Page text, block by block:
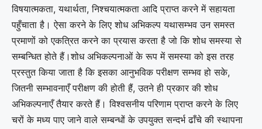
विषयात्मकता, यथार्थता, निश्चयात्मकता आदि प्राप्त करने में सहायता
पहुँचाता है। ऐसा करने के लिए शोध अभिकल्प यथासम्भव उन समस्त
प्रमाणों को एकत्रित करने का प्रयास करता है जो कि शोध समस्या से
सम्बन्धित होते हैं।शोध अभिकल्पनाओं के रूप में समस्या को इस तरह
प्रस्तुत किया जाता है कि इसका आनुभविक परीक्षण सम्भव हो सके,
जितनी सम्भावनाएँ परीक्षण की होती हैं, उतने ही प्रकार की शोध
अभिकल्पनाएँ तैयार करते हैं। विश्वसनीय परिणाम प्राप्त करने के लिए
चरों के मध्य पाए जाने वाले सम्बन्धों के उपयुक्त सन्दर्भ ढाँचे की स्थापना